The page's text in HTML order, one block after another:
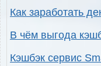
Как заработать
В чём выгода
Кэшбэк сервис